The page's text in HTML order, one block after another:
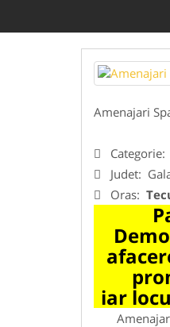
Amenajari
Categorie:
Judet:
Oras:
iar